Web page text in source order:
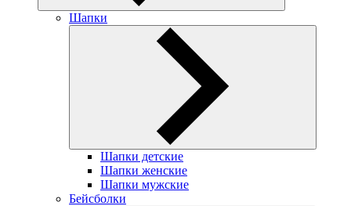
Шапки
Шапки детские
Шапки женские
Шапки мужские
Бейсболки